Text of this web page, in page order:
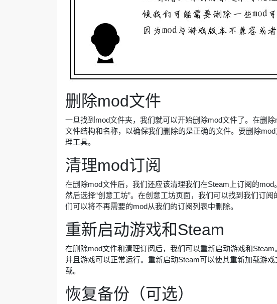
删除mod文件
一旦找到mod文件夹，我们就可以开始删除mod文件了。在删
文件结构和名称，以确保我们删除的是正确的文件。要删除
理工具。
清理mod订阅
在删除mod文件后，我们还应该清理我们在Steam上订阅的mod
然后选择“创意工坊”。在创意工坊页面，我们可以找到我们订
们可以将不再需要的mod从我们的订阅列表中删除。
重新启动游戏和Steam
在删除mod文件和清理订阅后，我们可以重新启动游戏和Steam
并且游戏可以正常运行。重新启动Steam可以使其重新加载游
载。
恢复备份（可选）